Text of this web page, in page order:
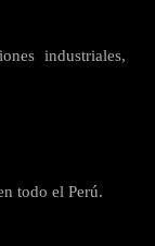
industriales,
todo el Perú.